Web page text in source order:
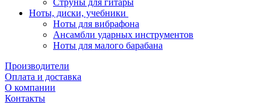
Струны для гитары
Ноты, диски, учебники
Ноты для вибрафона
Ансамбли ударных инструментов
Ноты для малого барабана
Производители
Оплата и доставка
О компании
Контакты